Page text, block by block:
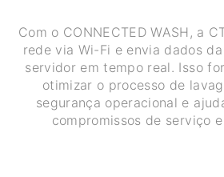
Com o CONNECTED WASH, a
rede via Wi-Fi e envia dados
servidor em tempo real. Isso
otimizar o processo de
segurança operacional e
compromissos de serviço